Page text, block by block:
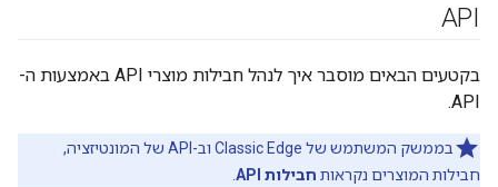
API
בקטעים הבאים מוסבר איך לנהל חבילות מוצרי API באמצעות ה-
API.
בממשק המשתמש של Classic Edge וב-API של המונטיזציה,
חבילות המוצרים נקראות חבילות API